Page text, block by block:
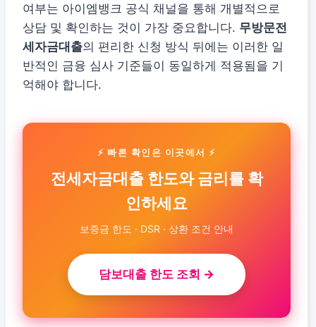
여부는 아이엠뱅크 공식 채널을 통해 개별적으로
상담 및 확인하는 것이 가장 중요합니다. 무방문전
세자금대출의 편리한 신청 방식 뒤에는 이러한 일
반적인 금융 심사 기준들이 동일하게 적용됨을 기
억해야 합니다.
⚡ 빠른 확인은 이곳에서 ⚡
전세자금대출 한도와 금리를 확
인하세요
보증금 한도 · DSR · 상환 조건 안내
담보대출 한도 조회 →